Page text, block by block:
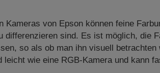
Kameras von Epson können feine
differenzieren sind. Es ist möglich, die
so als ob man ihn visuell
leicht wie eine RGB-Kamera und kann